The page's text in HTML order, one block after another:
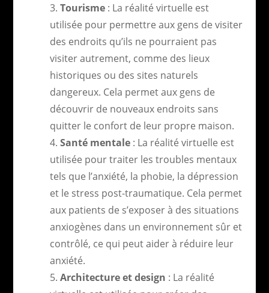
Tourisme: La réalité virtuelle est
utilisée pour permettre aux gens de visiter
des endroits qu’ils ne pourraient pas
visiter autrement, comme des lieux
historiques ou des sites naturels
dangereux. Cela permet aux gens de
découvrir de nouveaux endroits sans
quitter le confort de leur propre maison.
Santé mentale: La réalité virtuelle est
utilisée pour traiter les troubles mentaux
tels que l’anxiété, la phobie, la dépression
et le stress post-traumatique. Cela permet
aux patients de s’exposer à des situations
anxiogènes dans un environnement sûr et
contrôlé, ce qui peut aider à réduire leur
anxiété.
Architecture et design : La réalité